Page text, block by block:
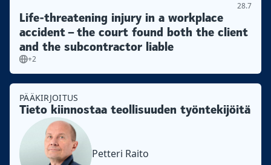
28.7
Life-threatening injury in a workplace
accident – the court found both the client
and the subcontractor liable
+2
PÄÄKIRJOITUS
Tieto kiinnostaa teollisuuden työntekijöitä
Petteri Raito